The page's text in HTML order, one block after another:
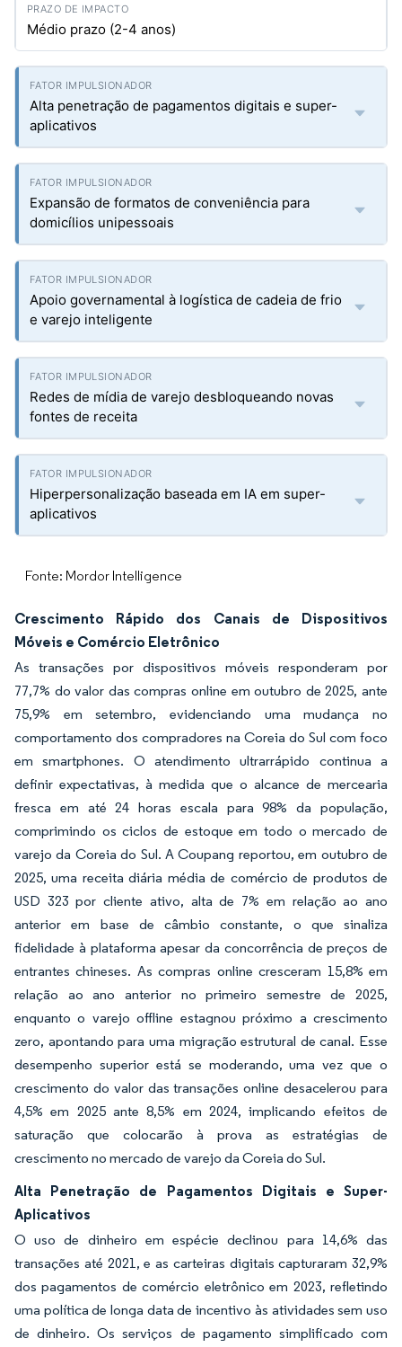
Médio prazo (2-4 anos)
Alta penetração de pagamentos digitais e super-
aplicativos
Expansão de formatos de conveniência para
domicílios unipessoais
Apoio governamental à logística de cadeia de frio
e varejo inteligente
Redes de mídia de varejo desbloqueando novas
fontes de receita
Hiperpersonalização baseada em IA em super-
aplicativos
Fonte: Mordor Intelligence
Crescimento Rápido dos Canais de Dispositivos
Móveis e Comércio Eletrônico
As transações por dispositivos móveis responderam por
77,7% do valor das compras online em outubro de 2025, ante
75,9% em setembro, evidenciando uma mudança no
comportamento dos compradores na Coreia do Sul com foco
em smartphones. O atendimento ultrarrápido continua a
definir expectativas, à medida que o alcance de mercearia
fresca em até 24 horas escala para 98% da população,
comprimindo os ciclos de estoque em todo o mercado de
varejo da Coreia do Sul. A Coupang reportou, em outubro de
2025, uma receita diária média de comércio de produtos de
USD 323 por cliente ativo, alta de 7% em relação ao ano
anterior em base de câmbio constante, o que sinaliza
fidelidade à plataforma apesar da concorrência de preços de
entrantes chineses. As compras online cresceram 15,8% em
relação ao ano anterior no primeiro semestre de 2025,
enquanto o varejo offline estagnou próximo a crescimento
zero, apontando para uma migração estrutural de canal. Esse
desempenho superior está se moderando, uma vez que o
crescimento do valor das transações online desacelerou para
4,5% em 2025 ante 8,5% em 2024, implicando efeitos de
saturação que colocarão à prova as estratégias de
crescimento no mercado de varejo da Coreia do Sul.
Alta Penetração de Pagamentos Digitais e Super-
Aplicativos
O uso de dinheiro em espécie declinou para 14,6% das
transações até 2021, e as carteiras digitais capturaram 32,9%
dos pagamentos de comércio eletrônico em 2023, refletindo
uma política de longa data de incentivo às atividades sem uso
de dinheiro. Os serviços de pagamento simplificado com